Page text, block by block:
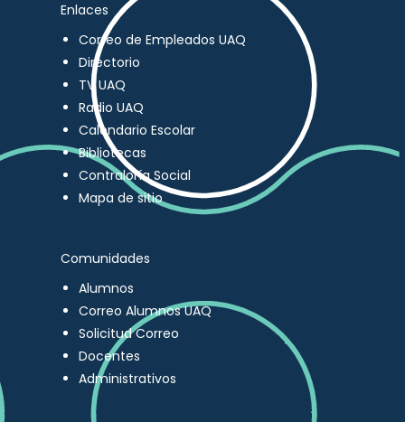
Enlaces
Correo de Empleados UAQ
Directorio
TV UAQ
Radio UAQ
Calendario Escolar
Bibliotecas
Contraloría Social
Mapa de sitio
Comunidades
Alumnos
Correo Alumnos UAQ
Solicitud Correo
Docentes
Administrativos